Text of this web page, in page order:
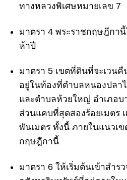
ทางหลวงพิเศษหมายเลข 7
มาตรา 4พระราชกฤษฎีกา
ห้าปี
มาตรา 5เขตที่ดินที่จะเวน
อยู่ในท้องที่ตำบลหนองปลา
และตำบลห้วยใหญ่ อำเภอบ
ส่วนแคบที่สุดสองร้อยเมตร
พันเมตร ทั้งนี้ ภายในแนวเ
กฤษฎีกานี้
มาตรา 6ให้เริ่มต้นเข้าสำร